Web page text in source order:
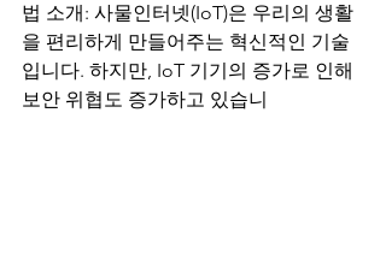
법 소개: 사물인터넷(IoT)은 우리의 생활
을 편리하게 만들어주는 혁신적인 기술
입니다. 하지만, IoT 기기의 증가로 인해
보안 위협도 증가하고 있습니